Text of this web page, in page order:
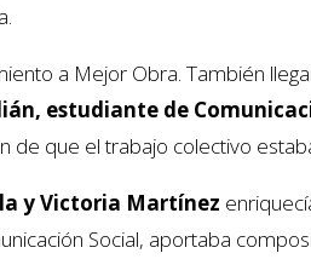
a Mejor Obra. También
estudiante de
de que el trabajo colectivo
y Victoria Martínez
Social, aportaba